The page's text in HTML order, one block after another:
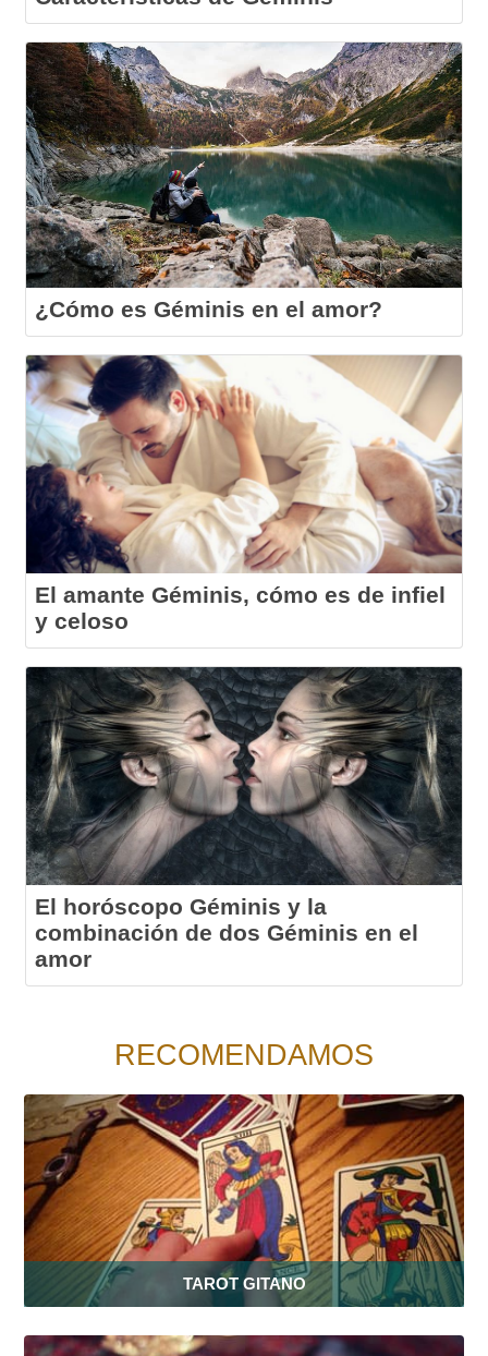
¿Cómo es Géminis en el amor?
El amante Géminis, cómo es de infiel
y celoso
El horóscopo Géminis y la
combinación de dos Géminis en el
amor
RECOMENDAMOS
TAROT GITANO